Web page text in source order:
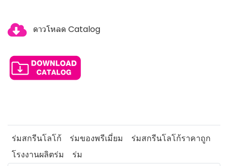
ดาวโหลด Catalog
ร่มสกรีนโลโก้ ร่มของพรีเมี่ยม
ร่มสกรีนโลโก้ราคาถูก
โรงงานผลิตร่ม
ร่ม